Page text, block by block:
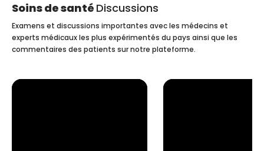
Soins de santé Discussions
Examens et discussions importantes avec les médecins et
experts médicaux les plus expérimentés du pays ainsi que les
commentaires des patients sur notre plateforme.